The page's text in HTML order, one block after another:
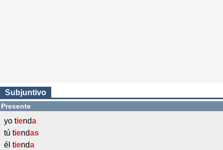
Subjuntivo
Presente
yo tienda
tú tiendas
él tienda